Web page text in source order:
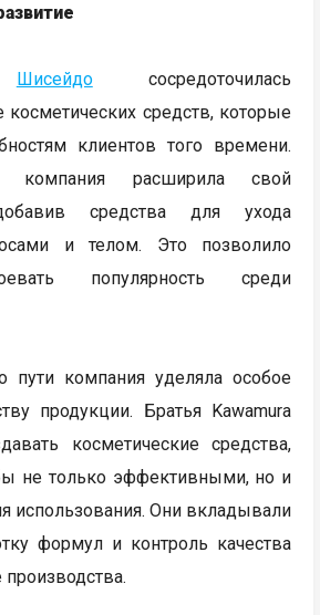
Шисейдососредоточилась
косметических средств, которые
клиентов того времени.
расширила свой
средства для ухода
и телом. Это позволило
популярность среди
пути компания уделяла особое
продукции. Братья Kawamura
косметические средства,
не только эффективными, но и
использования. Они вкладывали
формул и контроль качества